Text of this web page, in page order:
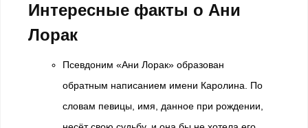
Интересные факты о Ани
Лорак
Псевдоним «Ани Лорак» образован
обратным написанием имени Каролина. По
словам певицы, имя, данное при рождении,